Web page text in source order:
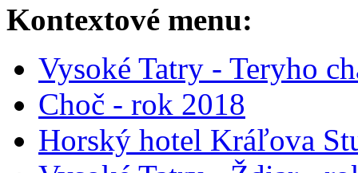
Kontextové menu:
Vysoké Tatry - Teryho
Choč - rok 2018
Horský hotel Kráľova